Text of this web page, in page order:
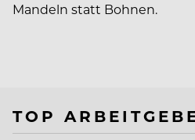
Mandeln statt Bohnen.
TOP